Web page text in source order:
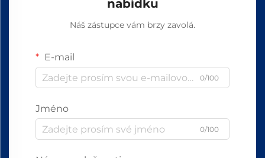
nabídku
Náš zástupce vám brzy zavolá.
E-mail
0/100
Jméno
0/100